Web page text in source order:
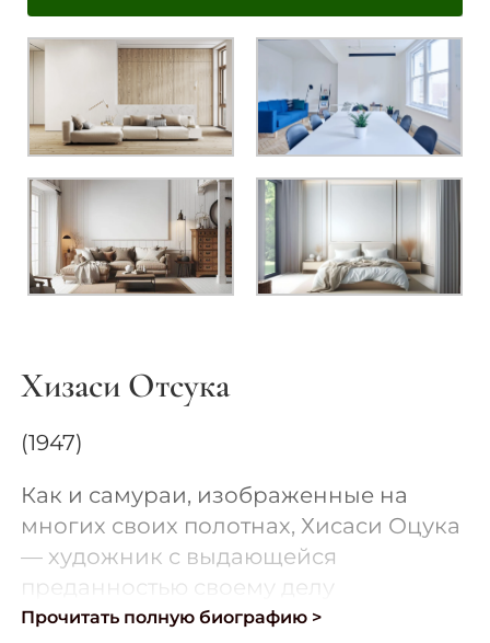
Хизаси Отсука
(1947)
Как и самураи, изображенные на
многих своих полотнах, Хисаси Оцука
— художник с выдающейся
преданностью своему делу
Прочитать полную биографию >